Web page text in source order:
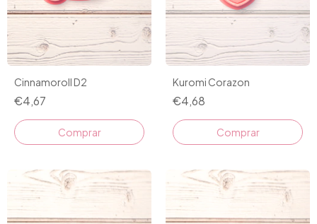
Cinnamoroll D2
€4,67
Comprar
Kuromi Corazon
€4,68
Comprar